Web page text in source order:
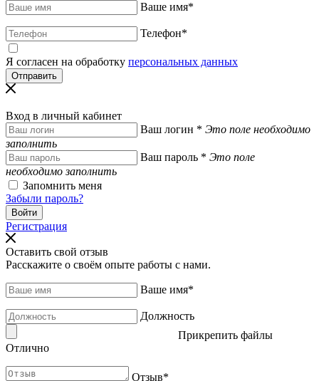
Ваше имя*
Телефон*
Я согласен на обработку персональных данных
Вход в личный кабинет
Ваш логин * Это поле необходимо
заполнить
Ваш пароль * Это поле
необходимо заполнить
Запомнить меня
Забыли пароль?
Регистрация
Оставить свой отзыв
Расскажите о своём опыте работы с нами.
Ваше имя*
Должность
Прикрепить файлы
Отлично
Отзыв*